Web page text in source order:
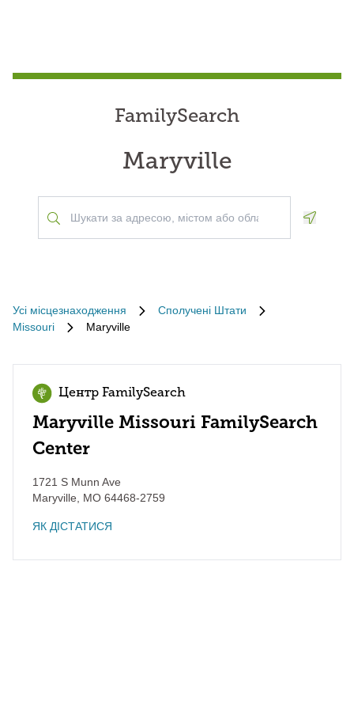
FamilySearch
Maryville
Усі місцезнаходження
Сполучені Штати
Missouri
Maryville
Центр FamilySearch
Maryville Missouri FamilySearch
Center
1721 S Munn Ave
Maryville
MO 64468-2759
ЯК ДІСТАТИСЯ